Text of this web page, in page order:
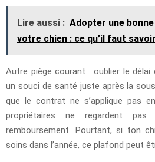
Lire aussi : Adopter une
votre chien : ce qu’il faut savoir
Autre piège courant : oublier le délai
un souci de santé juste après la
que le contrat ne s’applique pas
propriétaires ne regardent
remboursement. Pourtant, si ton
soins dans l’année, ce plafond peut